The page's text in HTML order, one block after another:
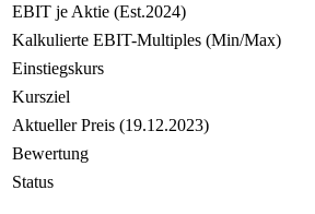
EBIT je Aktie (Est.2024)
Kalkulierte EBIT-Multiples (Min/Max)
Einstiegskurs
Kursziel
Aktueller Preis (19.12.2023)
Bewertung
Status